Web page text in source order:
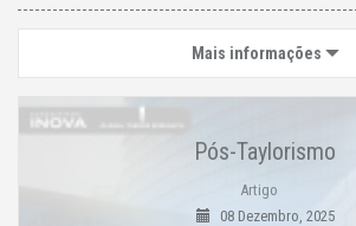
Mais informações
Pós-Taylorismo
Artigo
08 Dezembro, 2025